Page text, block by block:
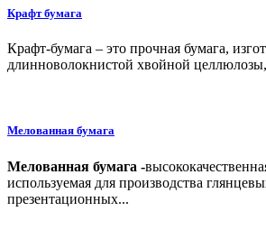
Крафт бумага
Крафт-бумага – это прочная бумага,
длинноволокнистой хвойной
Мелованная бумага
Мелованная бумага -
используемая для производства
презентационных...